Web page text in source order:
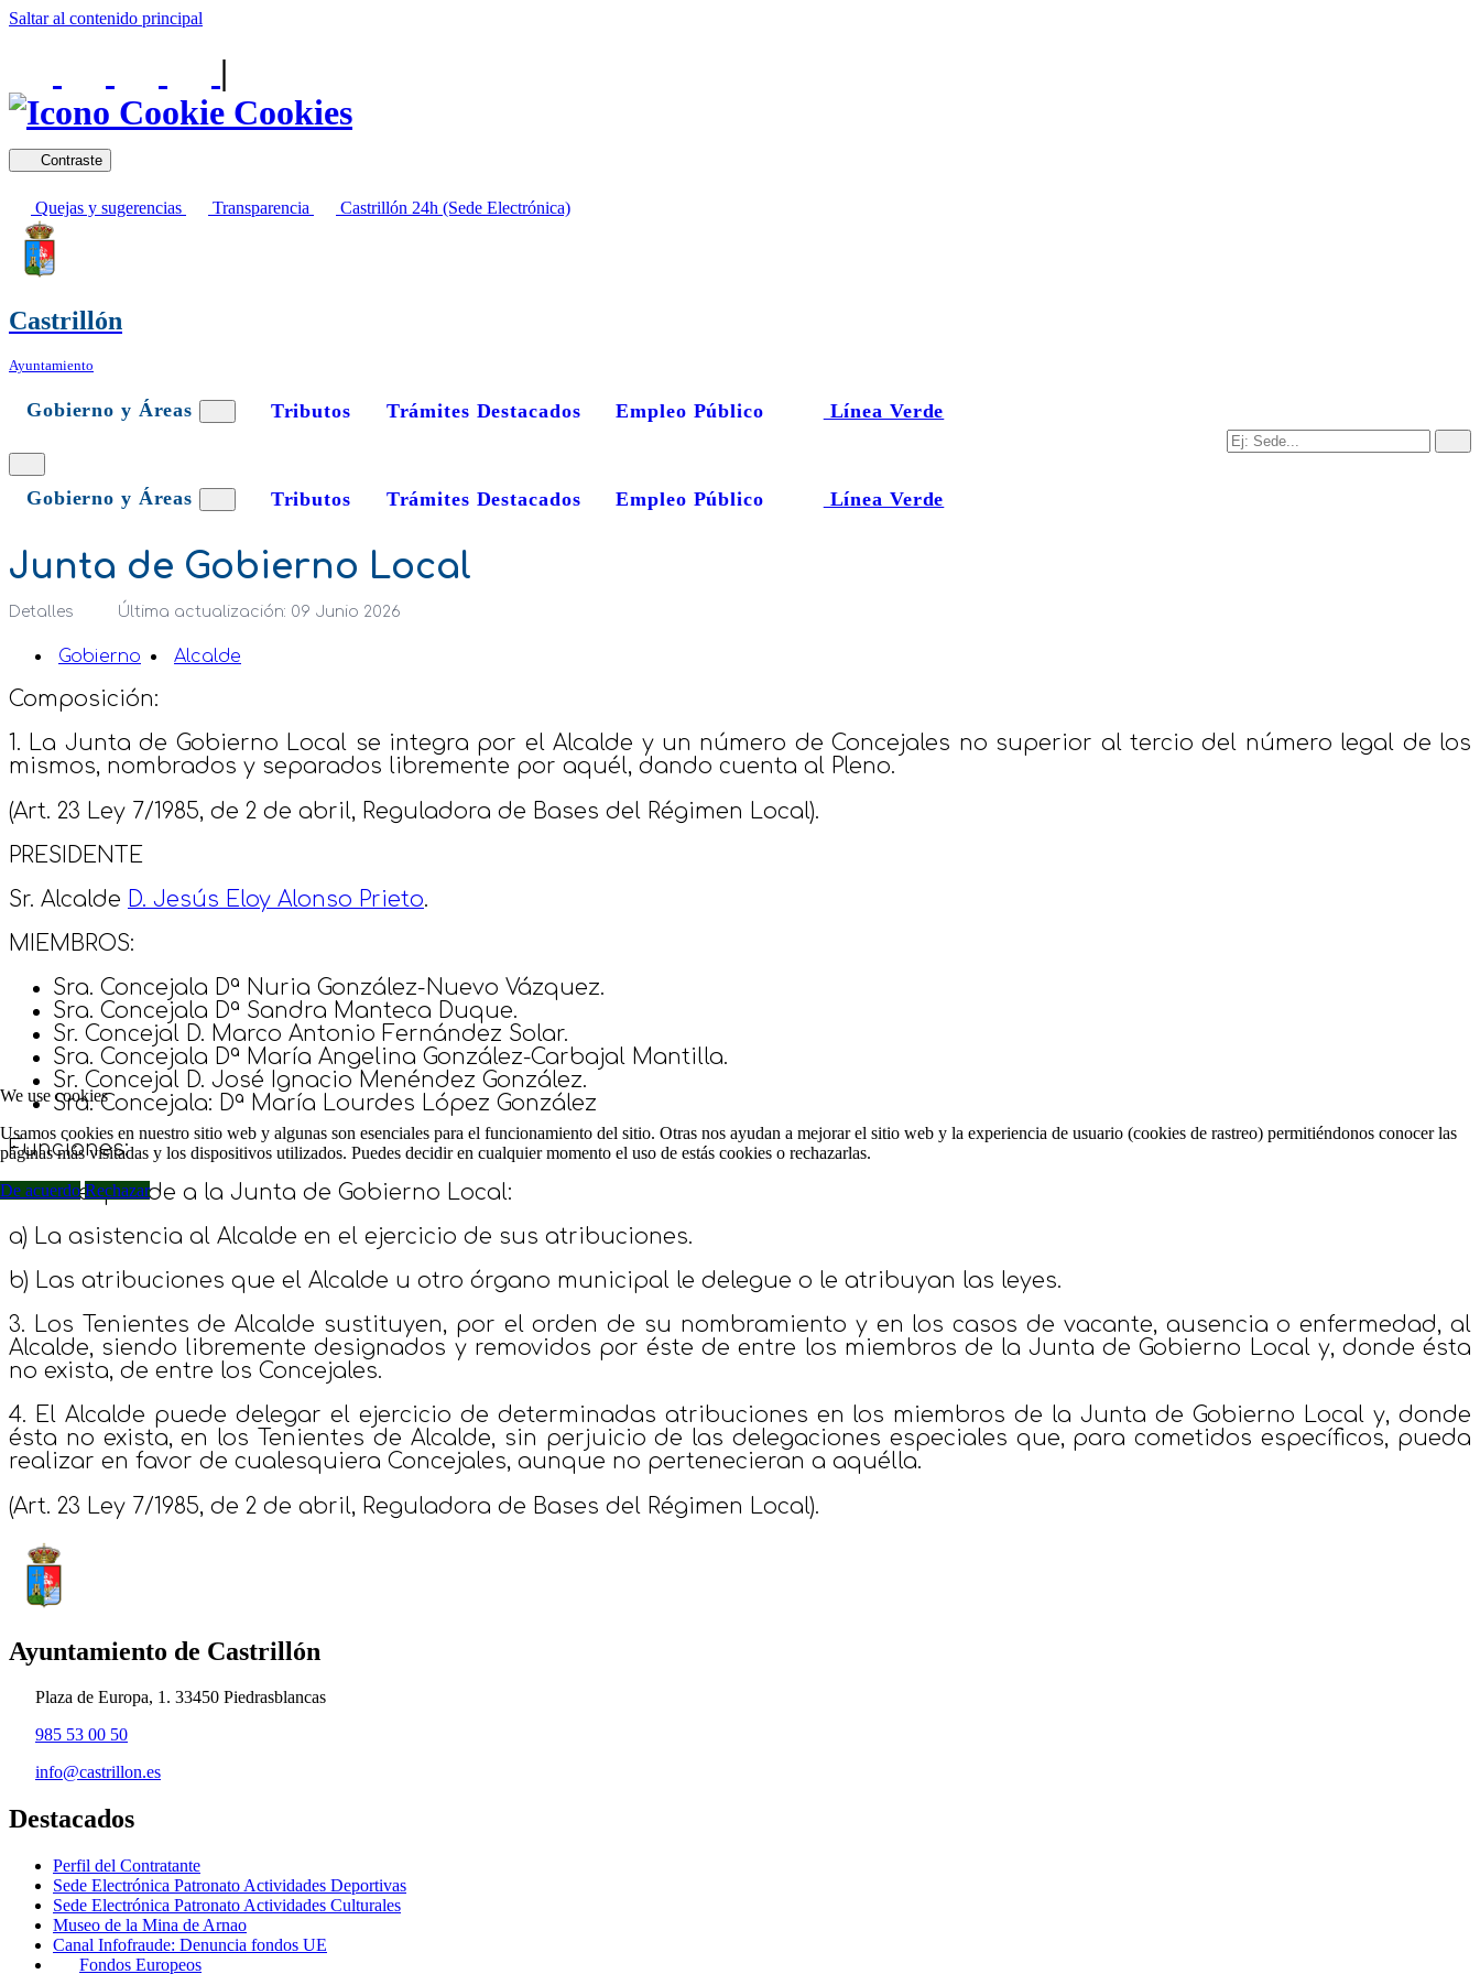
Saltar al contenido principal
|
Cookies
Contraste
Quejas y sugerencias Transparencia Castrillón 24h (Sede Electrónica)
Castrillón
Ayuntamiento
Gobierno y Áreas Tributos Trámites Destacados Empleo Público Línea Verde
Gobierno y Áreas Tributos Trámites Destacados Empleo Público Línea Verde
Junta de Gobierno Local
Detalles Última actualización: 09 Junio 2026
Gobierno Alcalde
Composición:
1. La Junta de Gobierno Local se integra por el Alcalde y un número de Concejales no superior al tercio del número legal de los
mismos, nombrados y separados libremente por aquél, dando cuenta al Pleno.
(Art. 23 Ley 7/1985, de 2 de abril, Reguladora de Bases del Régimen Local).
PRESIDENTE
Sr. Alcalde D. Jesús Eloy Alonso Prieto.
MIEMBROS:
Sra. Concejala Dª Nuria González-Nuevo Vázquez.
Sra. Concejala Dª Sandra Manteca Duque.
Sr. Concejal D. Marco Antonio Fernández Solar.
Sra. Concejala Dª María Angelina González-Carbajal Mantilla.
Sr. Concejal D. José Ignacio Menéndez González.
Sra. Concejala: Dª María Lourdes López González
Funciones:
2. Corresponde a la Junta de Gobierno Local:
a) La asistencia al Alcalde en el ejercicio de sus atribuciones.
b) Las atribuciones que el Alcalde u otro órgano municipal le delegue o le atribuyan las leyes.
3. Los Tenientes de Alcalde sustituyen, por el orden de su nombramiento y en los casos de vacante, ausencia o enfermedad, al
Alcalde, siendo libremente designados y removidos por éste de entre los miembros de la Junta de Gobierno Local y, donde ésta
no exista, de entre los Concejales.
4. El Alcalde puede delegar el ejercicio de determinadas atribuciones en los miembros de la Junta de Gobierno Local y, donde
ésta no exista, en los Tenientes de Alcalde, sin perjuicio de las delegaciones especiales que, para cometidos específicos, pueda
realizar en favor de cualesquiera Concejales, aunque no pertenecieran a aquélla.
(Art. 23 Ley 7/1985, de 2 de abril, Reguladora de Bases del Régimen Local).
Ayuntamiento de Castrillón
Plaza de Europa, 1. 33450 Piedrasblancas
985 53 00 50
info@castrillon.es
Destacados
Perfil del Contratante
Sede Electrónica Patronato Actividades Deportivas
Sede Electrónica Patronato Actividades Culturales
Museo de la Mina de Arnao
Canal Infofraude: Denuncia fondos UE
Fondos Europeos
We use cookies
Usamos cookies en nuestro sitio web y algunas son esenciales para el funcionamiento del sitio. Otras nos ayudan a mejorar el sitio web y la experiencia de usuario (cookies de rastreo) permitiéndonos conocer las
páginas más visitadas y los dispositivos utilizados. Puedes decidir en cualquier momento el uso de estás cookies o rechazarlas.
De acuerdo Rechazar